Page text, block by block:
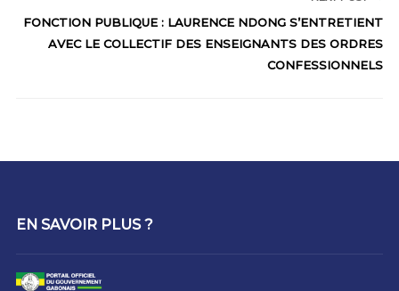
FONCTION PUBLIQUE : LAURENCE NDONG S’ENTRETIENT
AVEC LE COLLECTIF DES ENSEIGNANTS DES ORDRES
CONFESSIONNELS
EN SAVOIR PLUS ?